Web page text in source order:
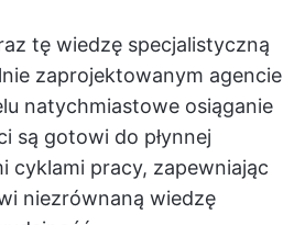
tę wiedzę specjalistyczną
zaprojektowanym agencie
natychmiastowe osiąganie
są gotowi do płynnej
cyklami pracy, zapewniając
niezrównaną wiedzę